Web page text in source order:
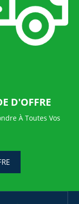
D'OFFRE
À Toutes Vos